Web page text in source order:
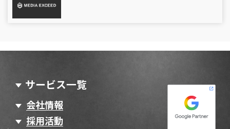
サービス一覧
会社情報
採用活動